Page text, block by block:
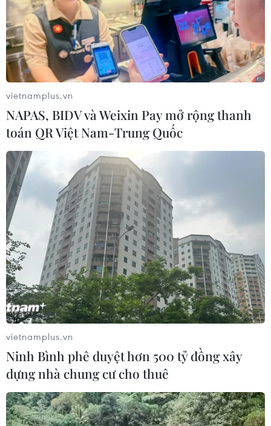
Indonesia thử nghiệm giai đoạn hai
vắcxin ngừa COVID-19
18/02/2021 15:00
Các cuộc thử nghiệm lâm sàng giai đoạn hai đã được
tiến hành sau khi hoàn tất giai đoạn một vào cuối tháng
1/2021 với kết quả tốt và không gây bất cứ vấn đề nào
nghiêm trọng với 27 tình nguyện viên.
vietnamplus.vn
NAPAS, BIDV và Weixin Pay mở rộng thanh
toán QR Việt Nam-Trung Quốc
vietnamplus.vn
Ninh Bình phê duyệt hơn 500 tỷ đồng xây
dựng nhà chung cư cho thuê